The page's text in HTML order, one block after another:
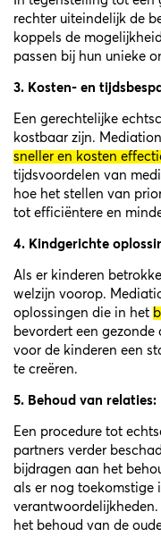
rechter uiteindelijk de
koppels de
passen bij hun unieke
3. Kosten- en
Een gerechtelijke
kostbaar zijn.
sneller en kosten
tijdsvoordelen van
hoe het stellen van
tot efficiëntere en
4. Kindgerichte
Als er kinderen
welzijn voorop.
oplossingen die in het
bevordert een gezonde
voor de kinderen een
te creëren.
5. Behoud van relaties:
Een procedure tot
partners verder
bijdragen aan het
als er nog toekomstige
het behoud van de